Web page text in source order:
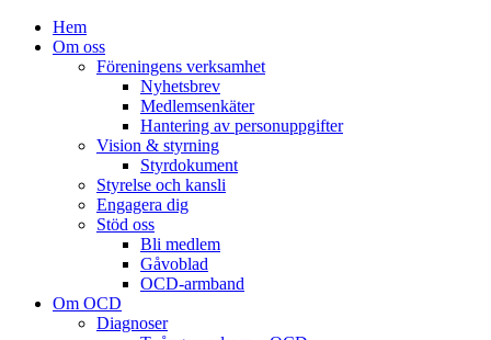
Hem
Om oss
Föreningens verksamhet
Nyhetsbrev
Medlemsenkäter
Hantering av personuppgifter
Vision & styrning
Styrdokument
Styrelse och kansli
Engagera dig
Stöd oss
Bli medlem
Gåvoblad
OCD-armband
Om OCD
Diagnoser